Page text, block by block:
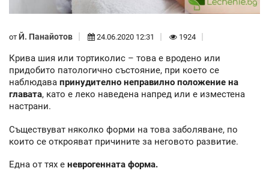
от Й. Панайотов 24.06.2020 12:31 1924
Крива шия или тортиколис – това е вродено или
придобито патологично състояние, при което се
наблюдава принудително неправилно положение на
главата, като е леко наведена напред или е изместена
настрани.
Съществуват няколко форми на това заболяване, по
които се открояват причините за неговото развитие.
Една от тях е неврогенната форма.